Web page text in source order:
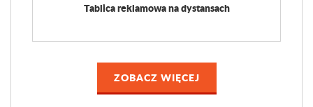
Tablica reklamowa na dystansach
ZOBACZ WIĘCEJ